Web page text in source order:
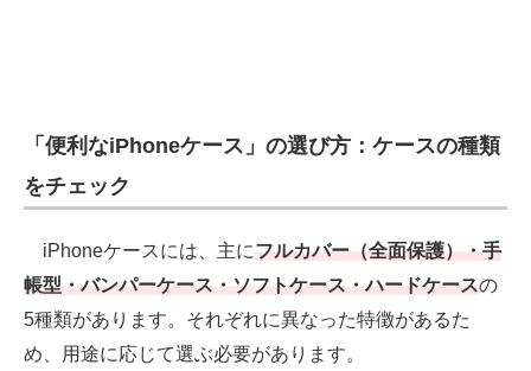
「便利なiPhoneケース」の選び方：ケースの種類
をチェック
iPhoneケースには、主にフルカバー（全面保護）・手
帳型・バンパーケース・ソフトケース・ハードケースの
5種類があります。それぞれに異なった特徴があるた
め、用途に応じて選ぶ必要があります。